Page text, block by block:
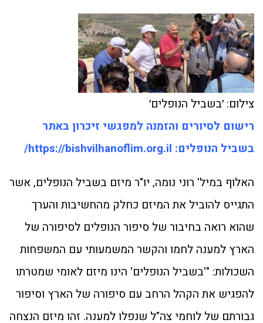
צילום: ׳בשביל הנופלים׳
רישום לסיורים והזמנה למפגשי זיכרון באתר
בשביל הנופלים: https://bishvilhanoflim.org.il/
האלוף במיל' רוני נומה, יו"ר מיזם בשביל הנופלים, אשר
התגייס להוביל את המיזם כחלק מהחשיבות והערך
שהוא רואה בחיבור של סיפור הנופלים לסיפורה של
הארץ למענה לחמו והקשר המשמעותי עם המשפחות
השכולות: "'בשביל הנופלים' הינו מיזם לאומי שמטרתו
להפגיש את הקהל הרחב עם סיפורה של הארץ וסיפור
גבורתם של לוחמי צה"ל שנפלו למענה. זהו מיזם הנצחה